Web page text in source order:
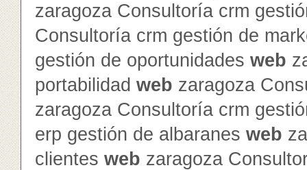
zaragoza Consultoría crm
Consultoría crm gestión de
gestión de oportunidades web
portabilidad web zaragoza
zaragoza Consultoría crm
erp gestión de albaranes web
clientes web zaragoza